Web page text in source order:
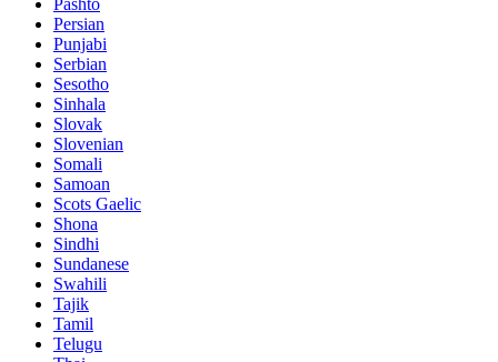
Persian
Punjabi
Serbian
Sesotho
Sinhala
Slovak
Slovenian
Somali
Samoan
Scots Gaelic
Shona
Sindhi
Sundanese
Swahili
Tajik
Tamil
Telugu